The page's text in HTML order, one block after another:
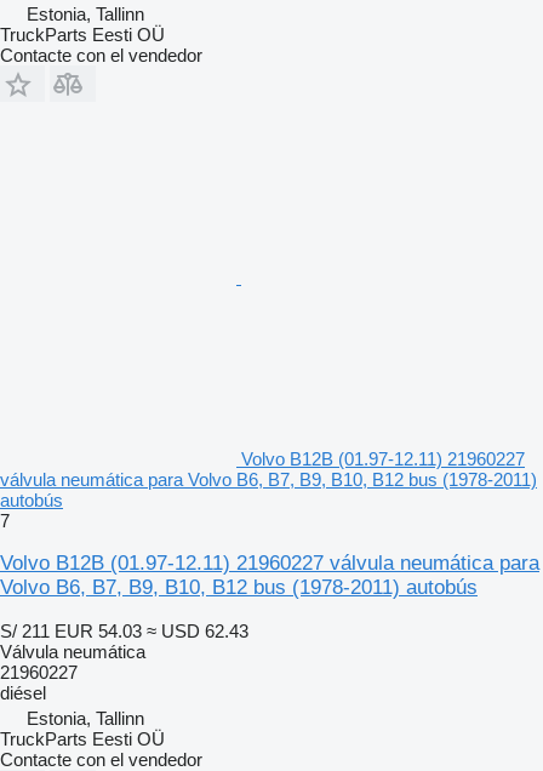
Estonia, Tallinn
TruckParts Eesti OÜ
Contacte con el vendedor
Volvo B12B (01.97-12.11) 21960227
válvula neumática para Volvo B6, B7, B9, B10, B12 bus (1978-2011)
autobús
7
Volvo B12B (01.97-12.11) 21960227 válvula neumática para
Volvo B6, B7, B9, B10, B12 bus (1978-2011) autobús
S/ 211 EUR 54.03 ≈ USD 62.43
Válvula neumática
21960227
diésel
Estonia, Tallinn
TruckParts Eesti OÜ
Contacte con el vendedor